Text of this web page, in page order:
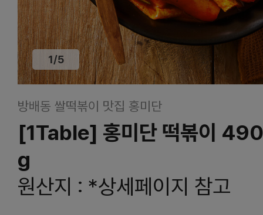
1/5
방배동 쌀떡볶이 맛집 홍미단
[1Table] 홍미단 떡볶이 490
g
원산지 : *상세페이지 참고